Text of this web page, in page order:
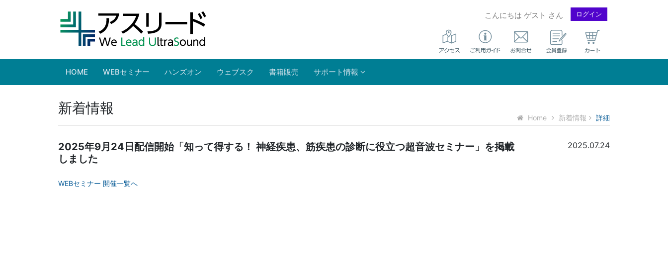
こんにちは ゲスト さん ログイン
HOME WEBセミナー ハンズオン ウェブスク 書籍販売 サポート情報
新着情報
Home 新着情報 詳細
2025年9月24日配信開始「知って得する！ 神経疾患、筋疾患の診断に役立つ超音波セミナー」を掲載
しました
2025.07.24
WEBセミナー 開催一覧へ